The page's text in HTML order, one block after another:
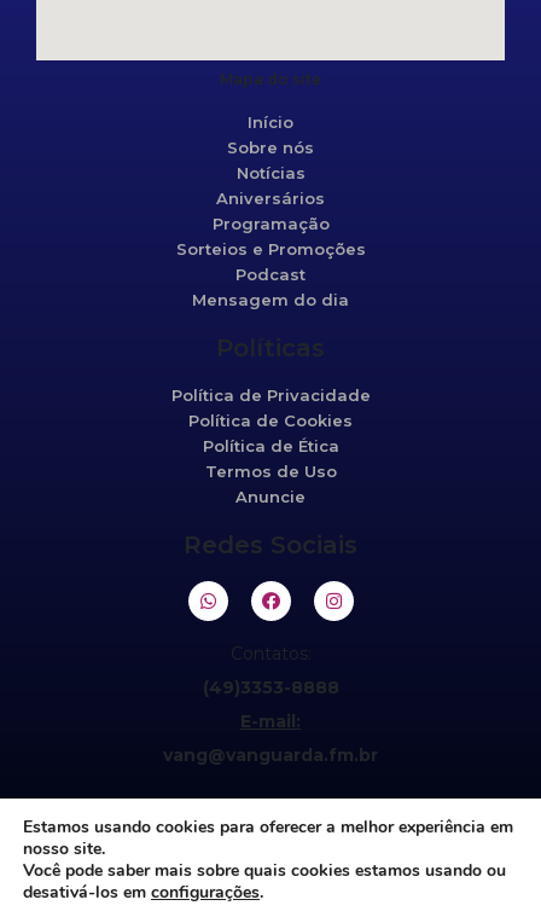
Mapa do site
Início
Sobre nós
Notícias
Aniversários
Programação
Sorteios e Promoções
Podcast
Mensagem do dia
Políticas
Política de Privacidade
Política de Cookies
Política de Ética
Termos de Uso
Anuncie
Redes Sociais
Contatos:
(49)3353-8888
E-mail:
vang@vanguarda.fm.br
Estamos usando cookies para oferecer a melhor experiência em
nosso site.
Você pode saber mais sobre quais cookies estamos usando ou
desativá-los em configurações.